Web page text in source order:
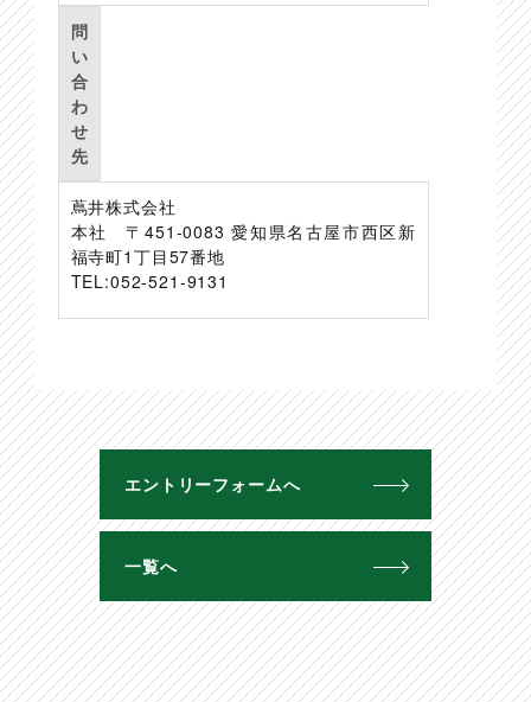
問
い
合
わ
せ
先
蔦井株式会社
本社 〒451-0083 愛知県名古屋市西区新
福寺町1丁目57番地
TEL:052-521-9131
エントリーフォームへ
一覧へ